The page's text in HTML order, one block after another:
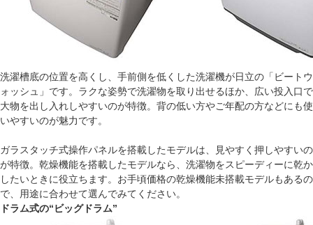
洗濯槽底の位置を高くし、手前側を低くした洗濯機が日立の「ビートウ
ォッシュ」です。ラクな姿勢で洗濯物を取り出せるほか、広い投入口で
大物を出し入れしやすいのが特徴。背の低い方やご年配の方などにも使
いやすいのが魅力です。
ガラスタッチ式操作パネルを搭載したモデルは、見やすく押しやすいの
が特徴。乾燥機能を搭載したモデルなら、洗濯物をスピーディーに乾か
したいときに役立ちます。お手頃価格の乾燥機能未搭載モデルもあるの
で、用途に合わせて選んでみてください。
ドラム式の“ビッグドラム”